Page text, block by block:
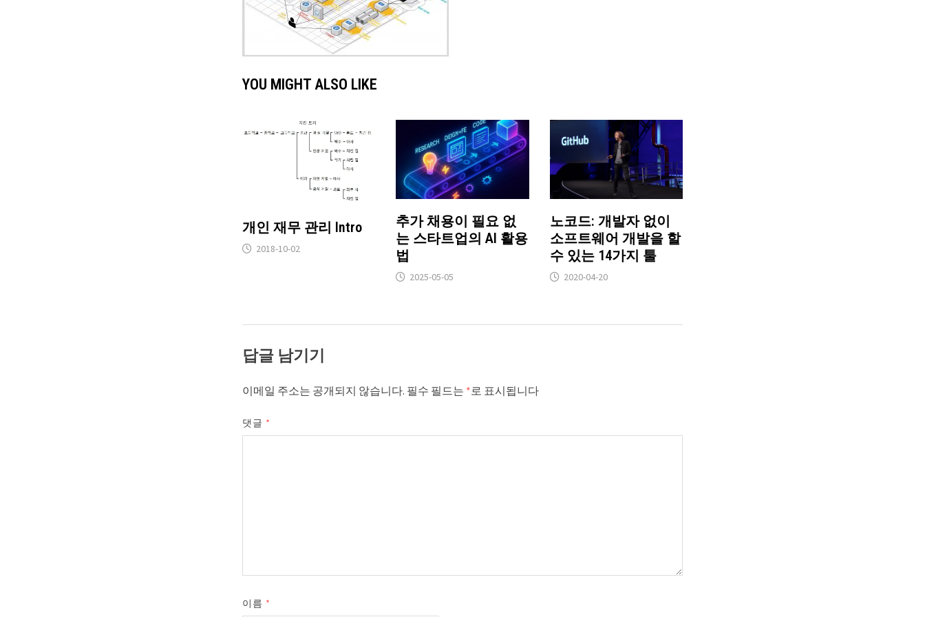
YOU MIGHT ALSO LIKE
개인 재무 관리 Intro
2018-10-02
추가 채용이 필요 없
는 스타트업의 AI 활용
법
2025-05-05
노코드: 개발자 없이
소프트웨어 개발을 할
수 있는 14가지 툴
2020-04-20
답글 남기기
이메일 주소는 공개되지 않습니다. 필수 필드는 *로 표시됩니다
댓글 *
이름 *